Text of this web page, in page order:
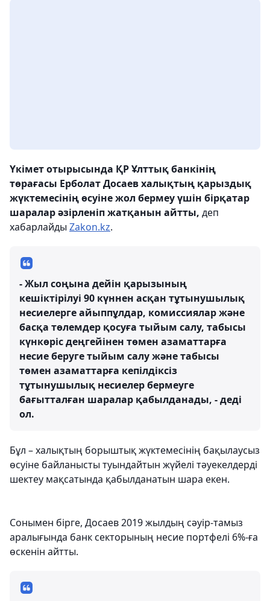
Үкімет отырысында ҚР Ұлттық банкінің
төрағасы Ерболат Досаев халықтың қарыздық
жүктемесінің өсуіне жол бермеу үшін бірқатар
шаралар әзірленіп жатқанын айтты, деп
хабарлайды Zakon.kz.
- Жыл соңына дейін қарызының
кешіктірілуі 90 күннен асқан тұтынушылық
несиелерге айыппұлдар, комиссиялар және
басқа төлемдер қосуға тыйым салу, табысы
күнкөріс деңгейінен төмен азаматтарға
несие беруге тыйым салу және табысы
төмен азаматтарға кепілдіксіз
тұтынушылық несиелер бермеуге
бағытталған шаралар қабылданады, - деді
ол.
Бұл – халықтың борыштық жүктемесінің бақылаусыз
өсуіне байланысты туындайтын жүйелі тәуекелдерді
шектеу мақсатында қабылданатын шара екен.
Сонымен бірге, Досаев 2019 жылдың сәуір-тамыз
аралығында банк секторының несие портфелі 6%-ға
өскенін айтты.